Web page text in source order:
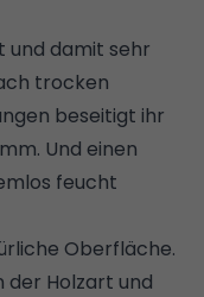
und damit sehr
trocken
beseitigt ihr
Und einen
feucht
Oberfläche.
der Holzart und